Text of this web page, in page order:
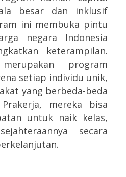
besar dan inklusif
ini membuka pintu
negara Indonesia
keterampilan.
program
setiap individu unik,
yang berbeda-beda
mereka bisa
untuk naik kelas,
secara